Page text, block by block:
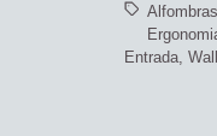
Alfombras
Entrada